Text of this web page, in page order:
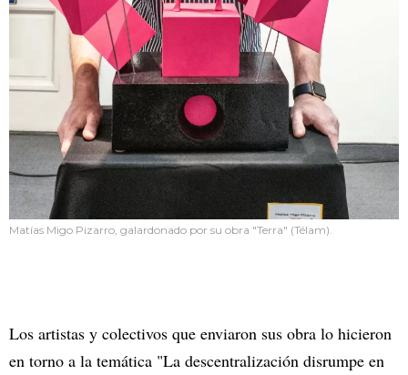
Matías Migo Pizarro, galardonado por su obra "Terra" (Télam).
Los artistas y colectivos que enviaron sus obra lo hicieron
en torno a la temática "La descentralización disrumpe en